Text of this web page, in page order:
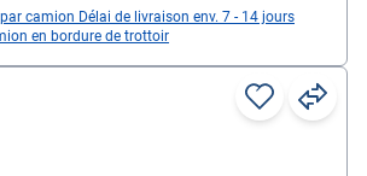
camion Délai de livraison env. 7 - 14 jours
en bordure de trottoir